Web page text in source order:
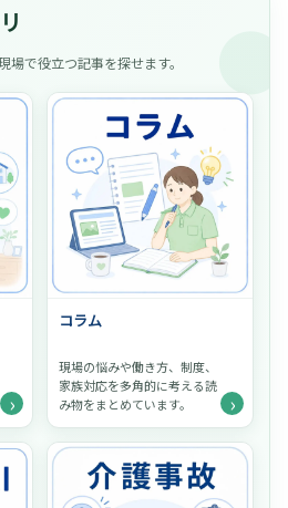
場で役立つ記事を探せます。
›
コラム
現場の悩みや働き方、制度、
家族対応を多角的に考える読
み物をまとめています。
›